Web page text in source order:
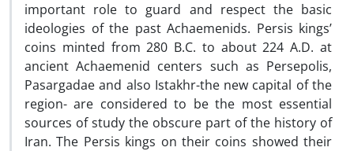
important role to guard and respect the basic
ideologies of the past Achaemenids. Persis kings’
coins minted from 280 B.C. to about 224 A.D. at
ancient Achaemenid centers such as Persepolis,
Pasargadae and also Istakhr-the new capital of the
region- are considered to be the most essential
sources of study the obscure part of the history of
Iran. The Persis kings on their coins showed their